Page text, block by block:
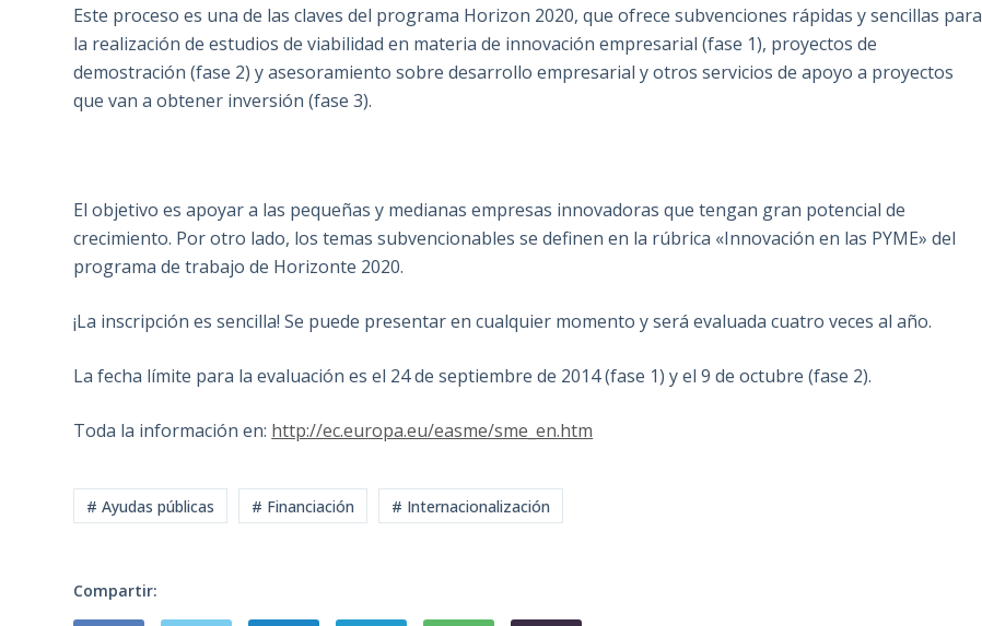
Este proceso es una de las claves del programa Horizon 2020, que ofrece subvenciones rápidas y sencillas para
la realización de estudios de viabilidad en materia de innovación empresarial (fase 1), proyectos de
demostración (fase 2) y asesoramiento sobre desarrollo empresarial y otros servicios de apoyo a proyectos
que van a obtener inversión (fase 3).
El objetivo es apoyar a las pequeñas y medianas empresas innovadoras que tengan gran potencial de
crecimiento. Por otro lado, los temas subvencionables se definen en la rúbrica «Innovación en las PYME» del
programa de trabajo de Horizonte 2020.
¡La inscripción es sencilla! Se puede presentar en cualquier momento y será evaluada cuatro veces al año.
La fecha límite para la evaluación es el 24 de septiembre de 2014 (fase 1) y el 9 de octubre (fase 2).
Toda la información en: http://ec.europa.eu/easme/sme_en.htm
# Ayudas públicas # Financiación # Internacionalización
Compartir: